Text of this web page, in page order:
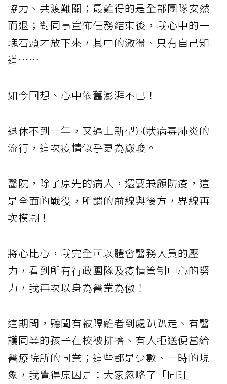
協力、共渡難關；最難得的是全部團隊安然
而退；對同事宣佈任務結束後，我心中的一
塊石頭才放下來，其中的激盪、只有自己知
道……
如今回想、心中依舊澎湃不已！
退休不到一年，又遇上新型冠狀病毒肺炎的
流行，這次疫情似乎更為嚴峻。
醫院，除了原先的病人，還要兼顧防疫，這
是全面的戰役，所謂的前線與後方，界線再
次模糊！
將心比心，我完全可以體會醫務人員的壓
力，看到所有行政團隊及疫情管制中心的努
力，我再次以身為醫業為傲！
這期間，聽聞有被隔離者到處趴趴走、有醫
護同業的孩子在校被排擠、有人拒送便當給
醫療院所的同業；這些都是少數、一時的現
象，我覺得原因是：大家忽略了「同理